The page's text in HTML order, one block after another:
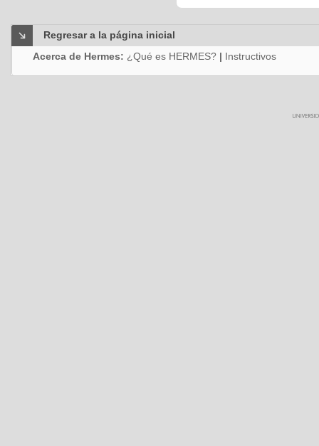
Regresar a la página inicial
Acerca de Hermes: ¿Qué es HERMES? | Instructivos